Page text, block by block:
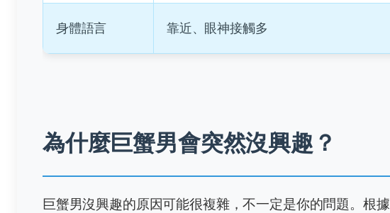
身體語言 靠近、眼神接觸多
為什麼巨蟹男會突然沒興趣？
巨蟹男沒興趣的原因可能很複雜，不一定是你的問題。根據